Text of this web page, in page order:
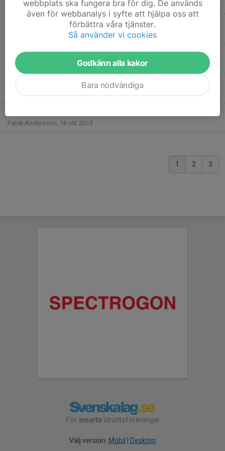
Thomas Rödin,26 mar 2014
31 dec 2013
Foten
Joakim Laksov 21 nov 2013
Patrik Andersson, 16 okt 2013
1 2 3
För smarta idrottsföreningar
Välj version: Mobil Desktop
webbplats ska fungera bra för dig. De används
även för webbanalys i syfte att hjälpa oss att
förbättra våra tjänster.
Så använder vi cookies
Godkänn alla kakor
Bara nödvändiga